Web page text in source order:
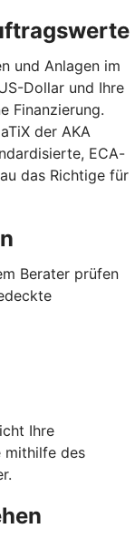
und Anlagen im
Dollar und Ihre
Finanzierung.
der AKA
ECA-
das Richtige für
Berater prüfen
Ihre
mithilfe des